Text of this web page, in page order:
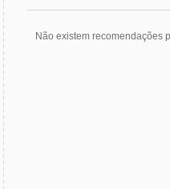
Não existem recomendações